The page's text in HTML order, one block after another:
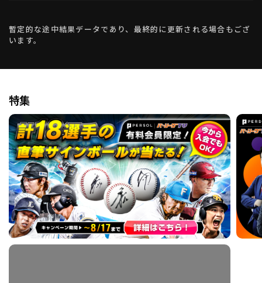
暫定的な途中結果データであり、最終的に更新される場合もござ
います。
特集